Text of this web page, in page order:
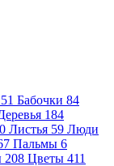
51 Бабочки 84
184
Листья 59 Люди
Пальмы 6
208 Цветы 411